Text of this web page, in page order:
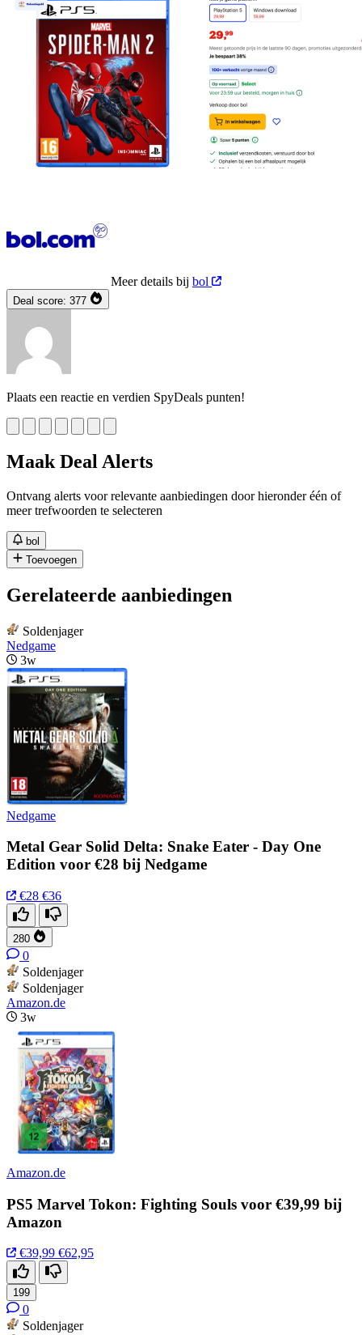
Meer details bij bol
Deal score: 377
Plaats een reactie en verdien SpyDeals punten!
Maak Deal Alerts
Ontvang alerts voor relevante aanbiedingen door hieronder één of
meer trefwoorden te selecteren
bol
Toevoegen
Gerelateerde aanbiedingen
Soldenjager
Nedgame
3w
Nedgame
Metal Gear Solid Delta: Snake Eater - Day One
Edition voor €28 bij Nedgame
€28 €36
280
0
Soldenjager
Soldenjager
Amazon.de
3w
Amazon.de
PS5 Marvel Tokon: Fighting Souls voor €39,99 bij
Amazon
€39,99 €62,95
199
0
Soldenjager